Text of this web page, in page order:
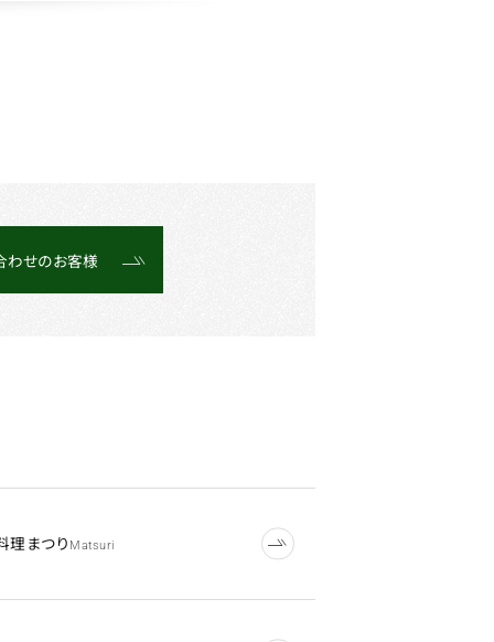
わせのお客様
理まつり Matsuri